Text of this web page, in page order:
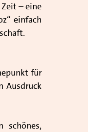
– eine
einfach
für
Ausdruck
schönes,